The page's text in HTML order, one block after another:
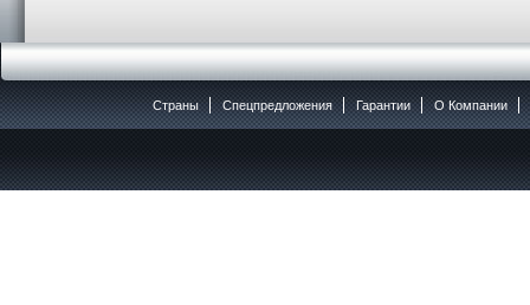
Страны Спецпредложения Гарантии O Компании